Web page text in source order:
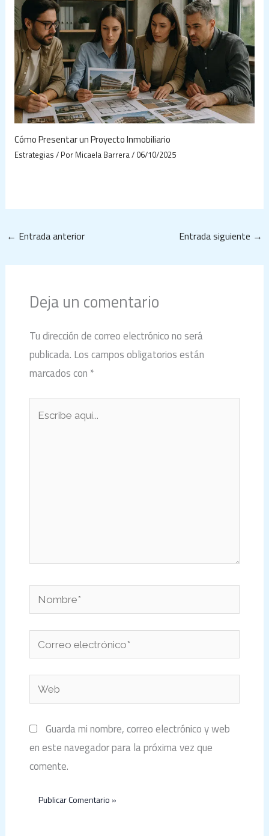
Cómo Presentar un Proyecto Inmobiliario
Estrategias / Por Micaela Barrera/ 06/10/2025
← Entrada anterior Entrada siguiente →
Deja un comentario
Tu dirección de correo electrónico no será
publicada. Los campos obligatorios están
marcados con *
Nombre*
Correo
electrónico*
Web
Guarda mi nombre, correo electrónico y web
en este navegador para la próxima vez que
comente.